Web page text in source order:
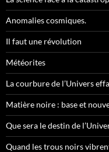
Anomalies cosmiques.
Il faut une révolution
Météorites
La courbure de l’Univers
Matière noire : base et
Que sera le destin de
Quand les trous noirs